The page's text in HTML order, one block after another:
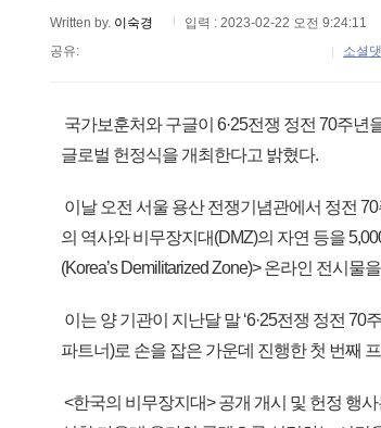
Written by. 이숙경
입력 : 2023-02-22 오전 9:24:11
공유:
소셜
국가보훈처와 구글이 6·25전쟁 정전 70주년
글로벌 헌정식을 개최한다고 밝혔다.
이날 오전 서울 용산 전쟁기념관에서 정전
의 역사와 비무장지대(DMZ)의 자연 등을
(Korea’s Demilitarized Zone)> 온라인 전시물
이는 양 기관이 지난달 말 ‘6·25전쟁 정전
파트너)로 손을 잡은 가운데 진행한 첫 번째
<한국의 비무장지대> 공개 개시 및 헌정 행